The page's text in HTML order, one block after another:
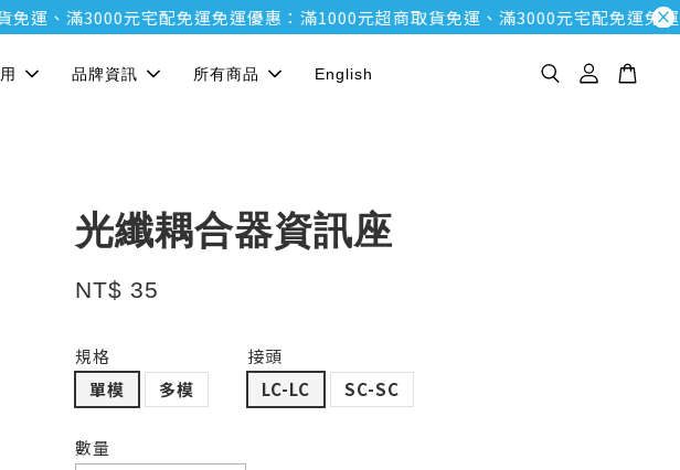
滿3000元宅配免運免運優惠：滿1000元超商取貨免運、滿3000元宅配免運免運優惠
品牌資訊 所有商品 English
光纖耦合器資訊座
NT$ 35
規格
單模
多模
接頭
LC-LC
SC-SC
數量